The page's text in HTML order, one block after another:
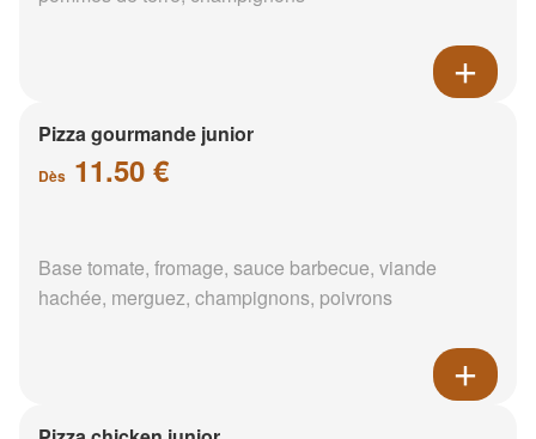
Pizza gourmande junior
Dès 11.50 €
Base tomate, fromage, sauce barbecue, viande
hachée, merguez, champignons, poivrons